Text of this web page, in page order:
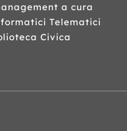
a cura
Telematici
Civica